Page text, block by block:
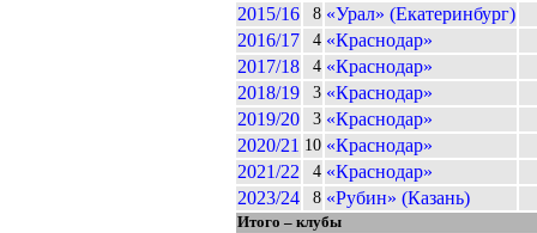
2015/16
8 «Урал» (Екатеринбург)
2016/17
4 «Краснодар»
2017/18
4 «Краснодар»
2018/19
3 «Краснодар»
2019/20
3 «Краснодар»
2020/21 10 «Краснодар»
2021/22
4 «Краснодар»
2023/24
8 «Рубин» (Казань)
Итого – клубы